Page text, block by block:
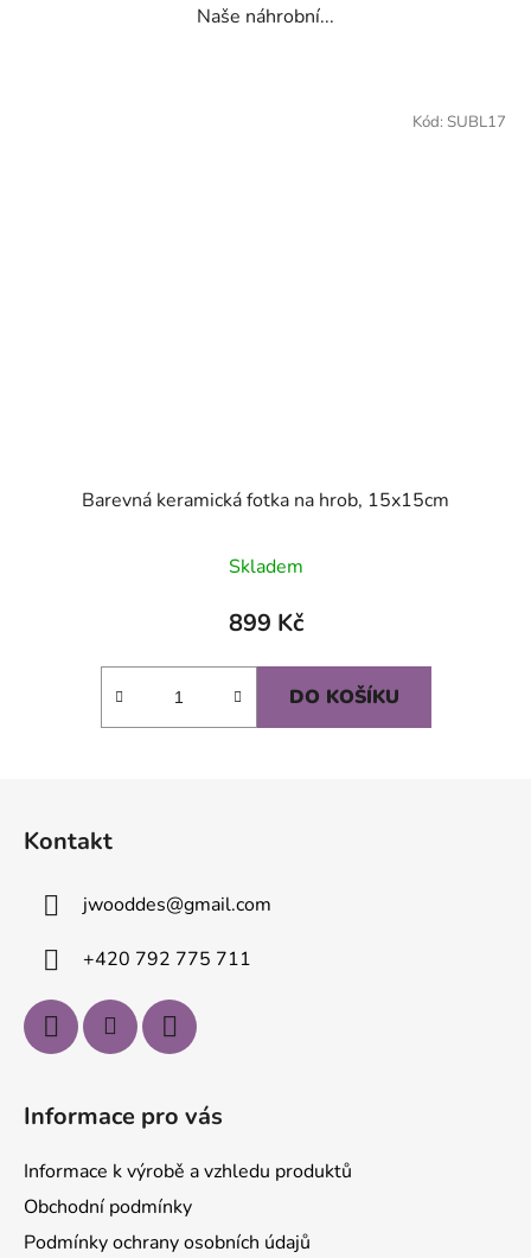
Naše náhrobní...
Barevná keramická fotka na hrob, 15x15cm
Skladem
899 Kč
DO KOŠÍKU
Kód: SUBL17
Kontakt
jwooddes@gmail.com
+420 792 775 711
Informace pro vás
Informace k výrobě a vzhledu produktů
Obchodní podmínky
Podmínky ochrany osobních údajů